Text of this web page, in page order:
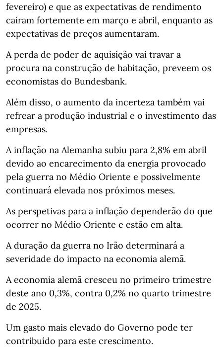
fevereiro) e que as expectativas de rendimento
caíram fortemente em março e abril, enquanto as
expectativas de preços aumentaram.
A perda de poder de aquisição vai travar a
procura na construção de habitação, preveem os
economistas do Bundesbank.
Além disso, o aumento da incerteza também vai
refrear a produção industrial e o investimento das
empresas.
A inflação na Alemanha subiu para 2,8% em abril
devido ao encarecimento da energia provocado
pela guerra no Médio Oriente e possivelmente
continuará elevada nos próximos meses.
As perspetivas para a inflação dependerão do que
ocorrer no Médio Oriente e estão em alta.
A duração da guerra no Irão determinará a
severidade do impacto na economia alemã.
A economia alemã cresceu no primeiro trimestre
deste ano 0,3%, contra 0,2% no quarto trimestre
de 2025.
Um gasto mais elevado do Governo pode ter
contribuído para este crescimento.